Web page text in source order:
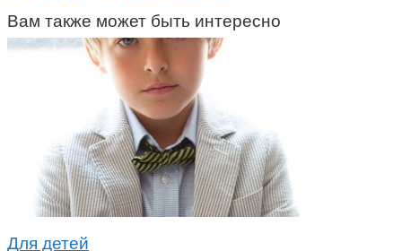
Вам также может быть интересно
Для детей